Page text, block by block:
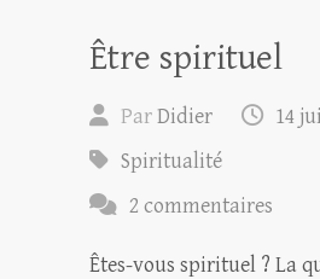
Être spirituel
ParDidier
14
Spiritualité
2 commentaires
Êtes-vous spirituel ? La